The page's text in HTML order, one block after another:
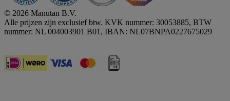
© 2026 Manutan B.V.
Alle prijzen zijn exclusief btw. KVK nummer: 30053885, BTW
nummer: NL 004003901 B01, IBAN: NL07BNPA0227675029